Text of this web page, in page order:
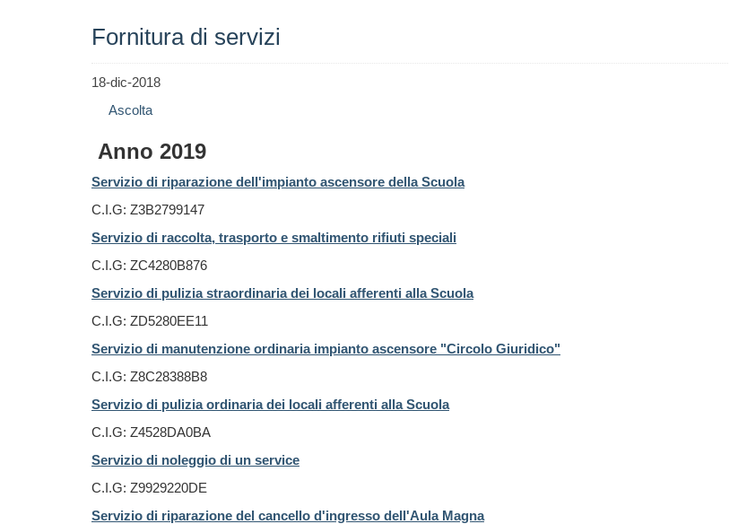
Fornitura di servizi
18-dic-2018
Ascolta
Anno 2019
Servizio di riparazione dell'impianto ascensore della Scuola
C.I.G: Z3B2799147
Servizio di raccolta, trasporto e smaltimento rifiuti speciali
C.I.G: ZC4280B876
Servizio di pulizia straordinaria dei locali afferenti alla Scuola
C.I.G: ZD5280EE11
Servizio di manutenzione ordinaria impianto ascensore "Circolo Giuridico"
C.I.G: Z8C28388B8
Servizio di pulizia ordinaria dei locali afferenti alla Scuola
C.I.G: Z4528DA0BA
Servizio di noleggio di un service
C.I.G: Z9929220DE
Servizio di riparazione del cancello d'ingresso dell'Aula Magna